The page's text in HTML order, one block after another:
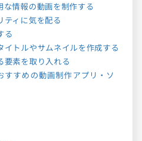
な情報の動画を制作する
ティに気を配る
る
イトルやサムネイルを作成する
要素を取り入れる
すめの動画制作アプリ・ソ